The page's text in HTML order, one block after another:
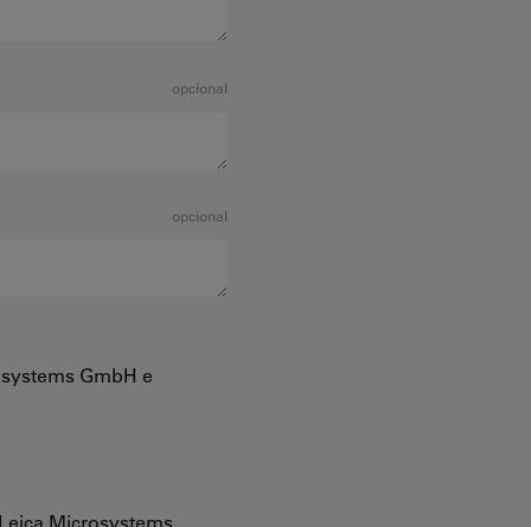
opcional
opcional
GmbH e
Microsystems